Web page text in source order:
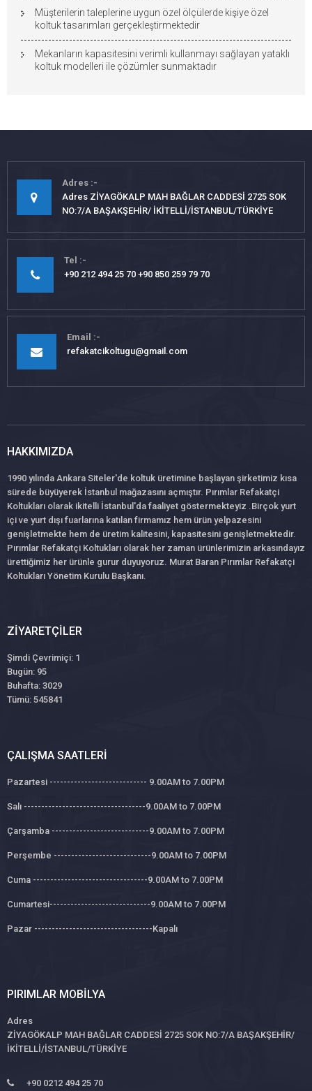
Müşterilerin taleplerine uygun özel ölçülerde kişiye özel
koltuk tasarımları gerçekleştirmektedir
Mekanların kapasitesini verimli kullanmayı sağlayan yataklı
koltuk modelleri ile çözümler sunmaktadır
Adres
Adres ZİYAGÖKALP MAH BAĞLAR CADDESİ 2725 SOK
NO:7/A BAŞAKŞEHİR/ İKİTELLİ/İSTANBUL/TÜRKİYE
Tel
+90 212 494 25 70 +90 850 259 79 70
Email
refakatcikoltugu@gmail.com
HAKKIMIZDA
1990 yılında Ankara Siteler'de koltuk üretimine başlayan şirketimiz kısa
sürede büyüyerek İstanbul mağazasını açmıştır. Pırımlar Refakatçi
Koltukları olarak ikitelli İstanbul'da faaliyet göstermekteyiz .Birçok yurt
içi ve yurt dışı fuarlarına katılan firmamız hem ürün yelpazesini
genişletmekte hem de üretim kalitesini, kapasitesini genişletmektedir.
Pırımlar Refakatçi Koltukları olarak her zaman ürünlerimizin arkasındayız
ürettiğimiz her ürünle gurur duyuyoruz. Murat Baran Pırımlar Refakatçi
Koltukları Yönetim Kurulu Başkanı.
ZIYARETÇILER
Şimdi Çevrimiçi: 1
Bugün: 95
Buhafta: 3029
Tümü: 545841
ÇALIŞMA SAATLERI
Pazartesi ---------------------------- 9.00AM to 7.00PM
Salı -----------------------------------9.00AM to 7.00PM
Çarşamba ----------------------------9.00AM to 7.00PM
Perşembe ----------------------------9.00AM to 7.00PM
Cuma ---------------------------------9.00AM to 7.00PM
Cumartesi-----------------------------9.00AM to 7.00PM
Pazar ----------------------------------Kapalı
PIRIMLAR MOBILYA
Adres
ZİYAGÖKALP MAH BAĞLAR CADDESİ 2725 SOK NO:7/A BAŞAKŞEHİR/
İKİTELLİ/İSTANBUL/TÜRKİYE
+90 0212 494 25 70